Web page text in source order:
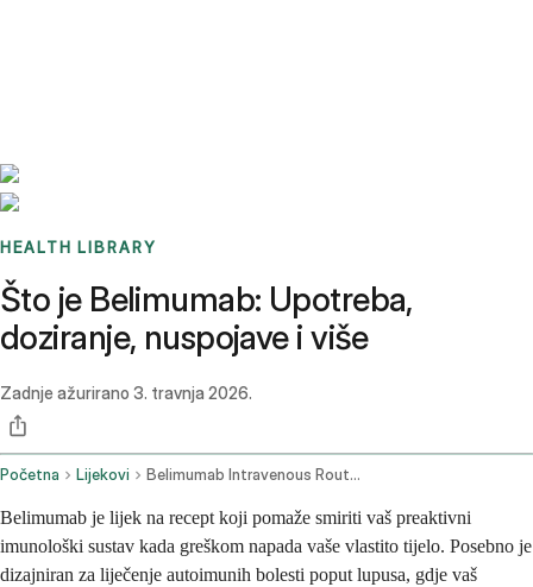
HEALTH LIBRARY
Što je Belimumab: Upotreba,
doziranje, nuspojave i više
Zadnje ažurirano 3. travnja 2026.
Početna Lijekovi Belimumab Intravenous Route Subcutaneous Route
Belimumab je lijek na recept koji pomaže smiriti vaš preaktivni
imunološki sustav kada greškom napada vaše vlastito tijelo. Posebno je
dizajniran za liječenje autoimunih bolesti poput lupusa, gdje vaš